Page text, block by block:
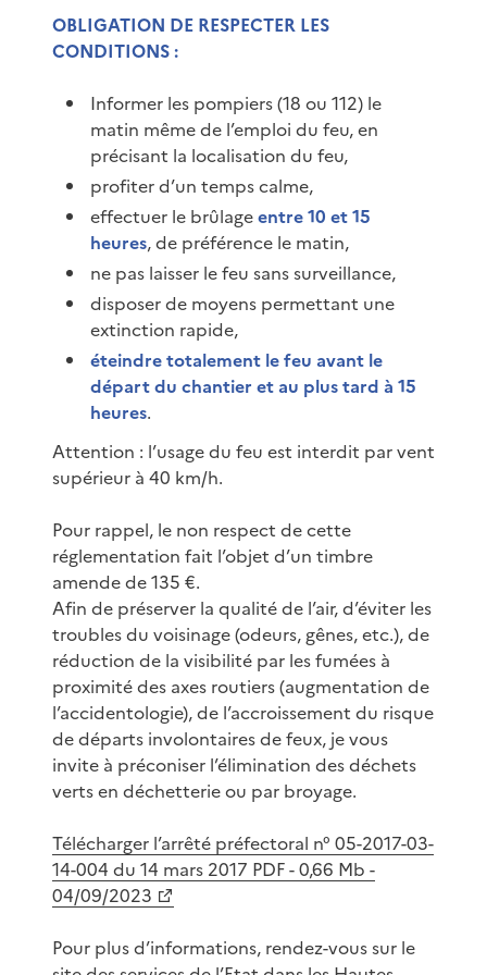
OBLIGATION DE RESPECTER LES
CONDITIONS :
Informer les pompiers (18 ou 112) le
matin même de l’emploi du feu, en
précisant la localisation du feu,
profiter d’un temps calme,
effectuer le brûlageentre 10 et 15
heures, de préférence le matin,
ne pas laisser le feu sans surveillance,
disposer de moyens permettant une
extinction rapide,
éteindre totalement le feu avant le
départ du chantier et au plus tard à 15
heures.
Attention : l’usage du feu est interdit par vent
supérieur à 40 km/h.
Pour rappel, le non respect de cette
réglementation fait l’objet d’un timbre
amende de 135 €.
Afin de préserver la qualité de l’air, d’éviter les
troubles du voisinage (odeurs, gênes, etc.), de
réduction de la visibilité par les fumées à
proximité des axes routiers (augmentation de
l’accidentologie), de l’accroissement du risque
de départs involontaires de feux, je vous
invite à préconiser l’élimination des déchets
verts en déchetterie ou par broyage.
Télécharger l’arrêté préfectoral n° 05-2017-03-
14-004 du 14 mars 2017 PDF - 0,66 Mb -
04/09/2023
Pour plus d’informations, rendez-vous sur le